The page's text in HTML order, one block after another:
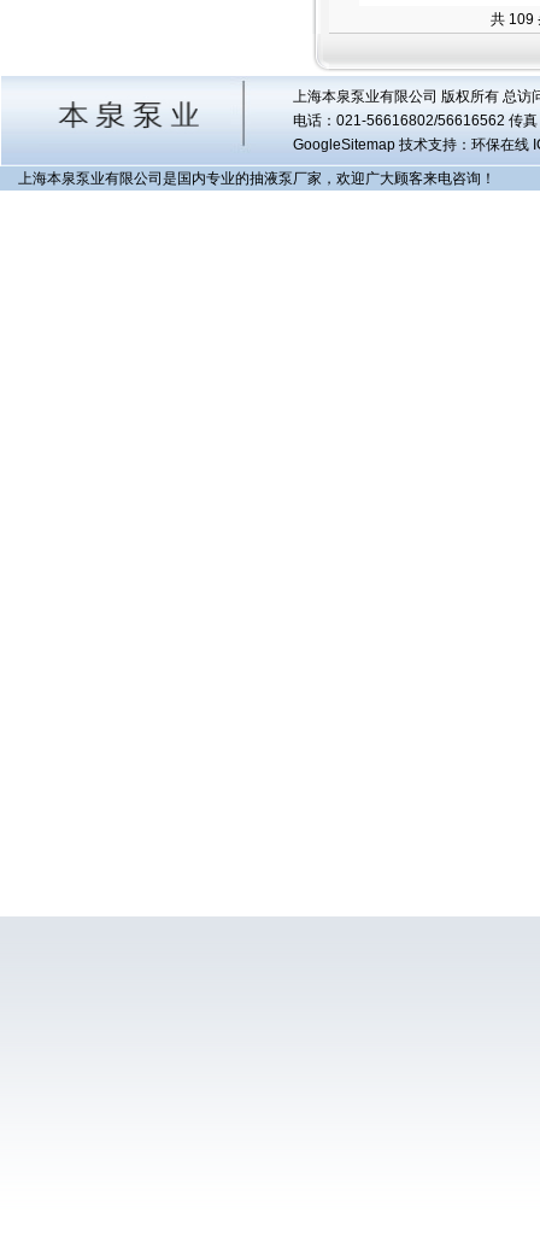
共 109
上海本泉泵业有限公司 版权所有 总访
电话：021-56616802/56616562 传
GoogleSitemap技术支持：环保在线
上海本泉泵业有限公司是国内专业的抽液泵厂家，欢迎广大顾客来电咨询！